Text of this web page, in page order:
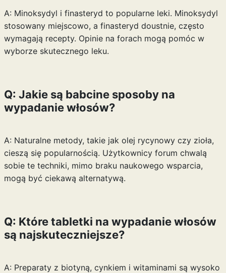
A: Minoksydyl i finasteryd to popularne leki. Minoksydyl
stosowany miejscowo, a finasteryd doustnie, często
wymagają recepty. Opinie na forach mogą pomóc w
wyborze skutecznego leku.
Q: Jakie są babcine sposoby na
wypadanie włosów?
A: Naturalne metody, takie jak olej rycynowy czy zioła,
cieszą się popularnością. Użytkownicy forum chwalą
sobie te techniki, mimo braku naukowego wsparcia,
mogą być ciekawą alternatywą.
Q: Które tabletki na wypadanie włosów
są najskuteczniejsze?
A: Preparaty z biotyną, cynkiem i witaminami są wysoko